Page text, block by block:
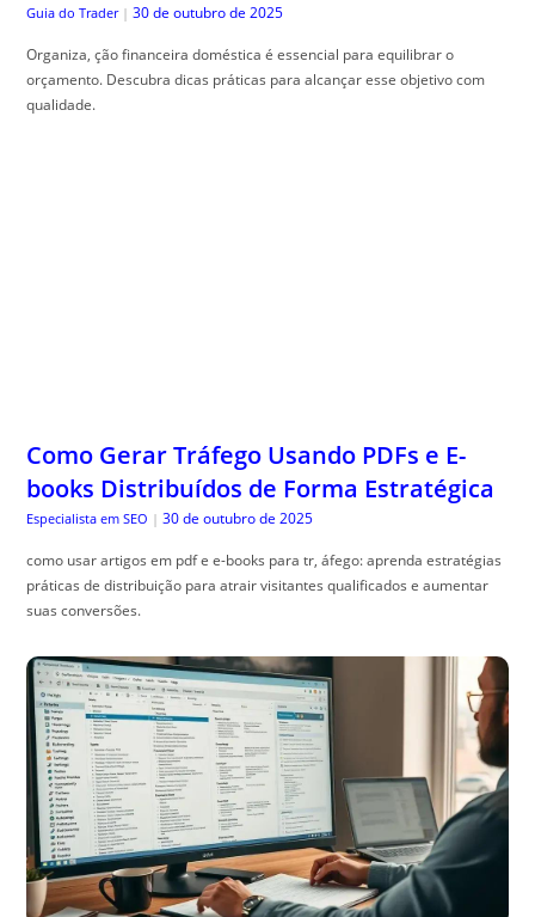
Guia do Trader | 30 de outubro de 2025
Organiza, ção financeira doméstica é essencial para equilibrar o
orçamento. Descubra dicas práticas para alcançar esse objetivo com
qualidade.
Como Gerar Tráfego Usando PDFs e E-
books Distribuídos de Forma Estratégica
Especialista em SEO | 30 de outubro de 2025
como usar artigos em pdf e e-books para tr, áfego: aprenda estratégias
práticas de distribuição para atrair visitantes qualificados e aumentar
suas conversões.